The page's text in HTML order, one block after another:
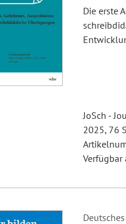
Die erste
JoSch -
2025, 76
Verfügbar